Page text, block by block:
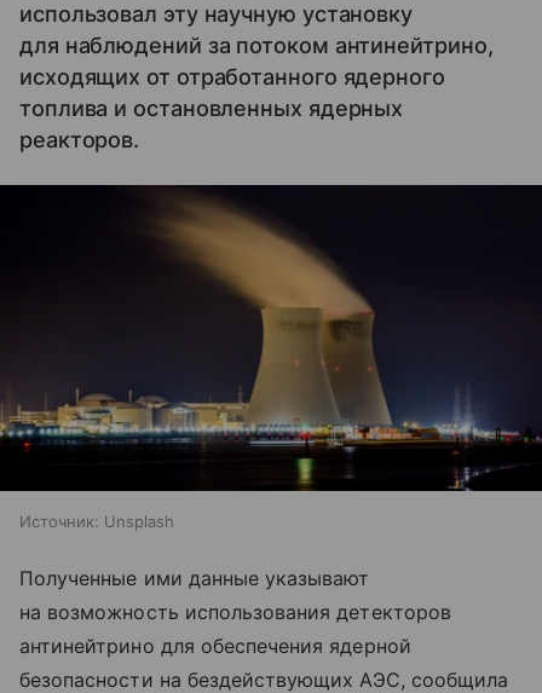
использовал эту научную установку
для наблюдений за потоком антинейтрино,
исходящих от отработанного ядерного
топлива и остановленных ядерных
реакторов.
Источник: Unsplash
Полученные ими данные указывают
на возможность использования детекторов
антинейтрино для обеспечения ядерной
безопасности на бездействующих АЭС, сообщила